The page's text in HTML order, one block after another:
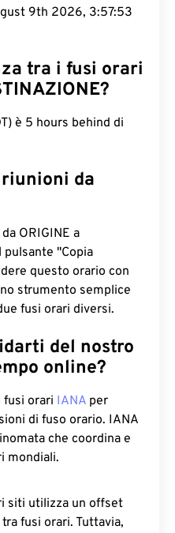
9th 2026, 3:57:54
tra i fusi orari
è 5 hours behind di
da
ORIGINE a
pulsante "Copia
questo orario con
strumento semplice
fusi orari diversi.
del nostro
online?
fusi orari IANA per
di fuso orario. IANA
che coordina e
mondiali.
siti utilizza un offset
fusi orari. Tuttavia,